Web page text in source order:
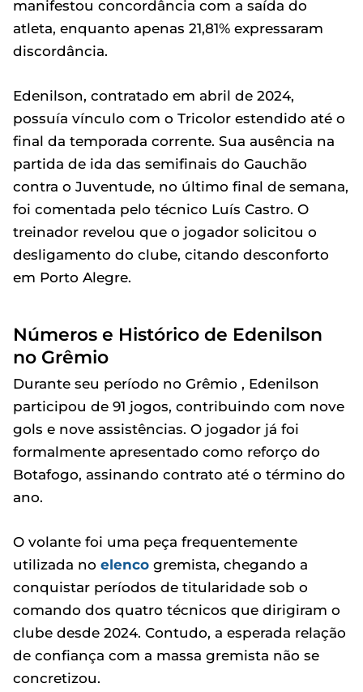
manifestou concordância com a saída do
atleta, enquanto apenas 21,81% expressaram
discordância.
Edenilson, contratado em abril de 2024,
possuía vínculo com o Tricolor estendido até o
final da temporada corrente. Sua ausência na
partida de ida das semifinais do Gauchão
contra o Juventude, no último final de semana,
foi comentada pelo técnico Luís Castro. O
treinador revelou que o jogador solicitou o
desligamento do clube, citando desconforto
em Porto Alegre.
Números e Histórico de Edenilson
no Grêmio
Durante seu período no Grêmio , Edenilson
participou de 91 jogos, contribuindo com nove
gols e nove assistências. O jogador já foi
formalmente apresentado como reforço do
Botafogo, assinando contrato até o término do
ano.
O volante foi uma peça frequentemente
utilizada no elenco gremista, chegando a
conquistar períodos de titularidade sob o
comando dos quatro técnicos que dirigiram o
clube desde 2024. Contudo, a esperada relação
de confiança com a massa gremista não se
concretizou.